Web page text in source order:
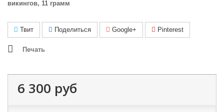
викингов, 11 грамм
Твит Поделиться Google+ Pinterest
Печать
6 300 руб